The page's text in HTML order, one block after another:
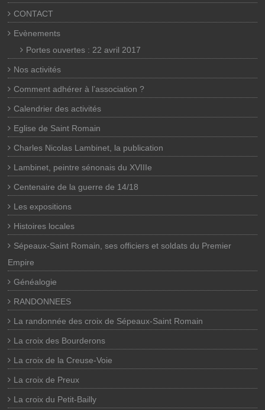
CONTACT
Evènements
Portes ouvertes : 22 avril 2017
Nos activités
Comment adhérer à l’association ?
Calendrier des activités
Eglise de Saint Romain
Charles Nicolas Lambinet, la publication
Lambinet, peintre sénonais du XVIIIe
Centenaire de la guerre de 14/18
Les expositions
Histoires locales
Sépeaux-Saint Romain, ses officiers et soldats du Premier
Empire
Généalogie
RANDONNEES
La randonnée des croix de Sépeaux-Saint Romain
La croix des Bourderons
La croix de la Creuse-Voie
La croix de Preux
La croix du Petit-Bailly